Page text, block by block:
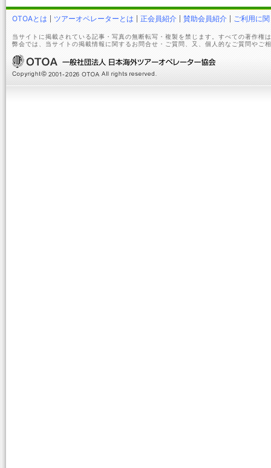
OTOAとは ツアーオペレーターとは 正会員紹介 賛助会員紹介 ご利用に
当サイトに掲載されている記事・写真の無断転写・複製を禁じます。すべての著作権
弊会では、当サイトの掲載情報に関するお問合せ・ご質問、又、個人的なご質問やご